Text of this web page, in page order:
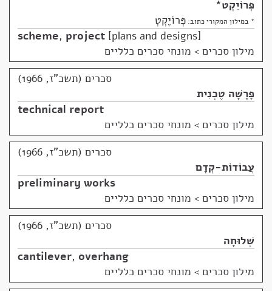
פְּרוֹיֵקְט*
* במילון המקורי כתוב: פְּרוֹיֶקְטְ
scheme, project plans and designs
מילון סכרים > מונחי סכרים כלליים
סכרים (תשכ"ז, 1966)
פָּרָשָׁה טֶכְנִית
technical report
מילון סכרים > מונחי סכרים כלליים
סכרים (תשכ"ז, 1966)
עֲבוֹדוֹת-קְדָם
preliminary works
מילון סכרים > מונחי סכרים כלליים
סכרים (תשכ"ז, 1966)
שְׁלוּחָה
cantilever, overhang
מילון סכרים > מונחי סכרים כלליים